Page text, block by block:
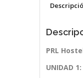
PRL
UNIDAD